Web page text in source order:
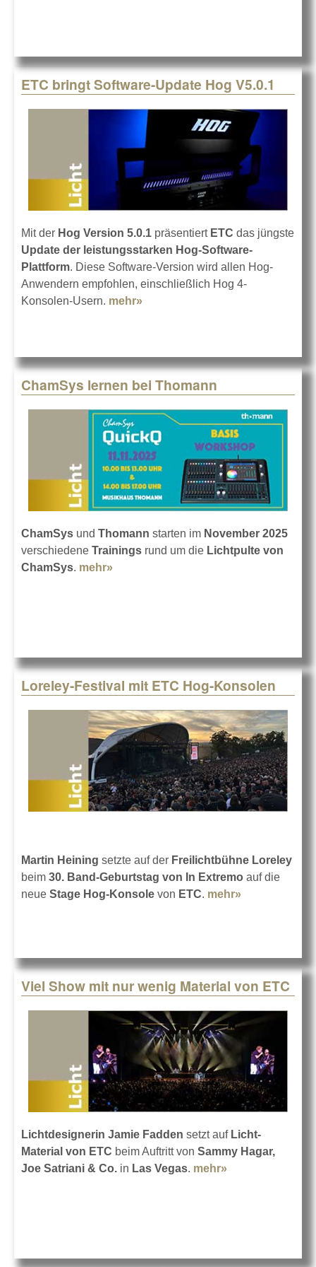
ETC bringt Software-Update Hog V5.0.1
Mit der Hog Version 5.0.1 präsentiert ETC das jüngste
Update der leistungsstarken Hog-Software-
Plattform. Diese Software-Version wird allen Hog-
Anwendern empfohlen, einschließlich Hog 4-
Konsolen-Usern. mehr»
ChamSys lernen bei Thomann
ChamSys und Thomann starten im November 2025
verschiedene Trainings rund um die Lichtpulte von
ChamSys. mehr»
Loreley-Festival mit ETC Hog-Konsolen
Martin Heining setzte auf der Freilichtbühne Loreley
beim 30. Band-Geburtstag von In Extremo auf die
neue Stage Hog-Konsole von ETC. mehr»
Konsolen
Viel Show mit nur wenig Material von ETC
Lichtdesignerin Jamie Fadden setzt auf Licht-
Material von ETC beim Auftritt von Sammy Hagar,
Joe Satriani & Co. in Las Vegas. mehr»